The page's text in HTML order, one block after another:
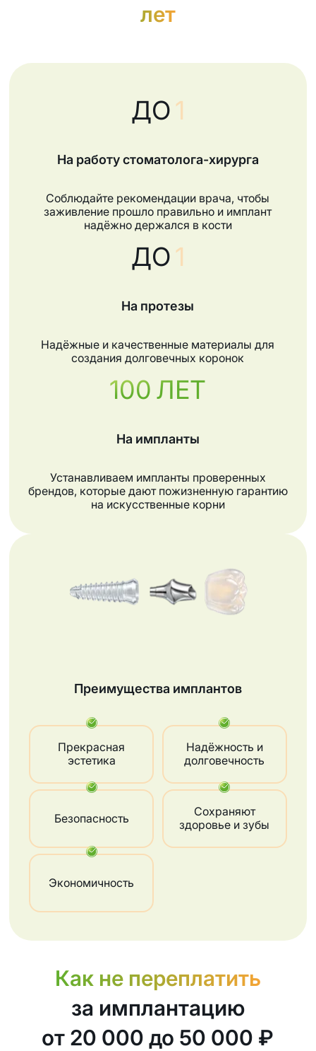
лет
ДО 1
На работу стоматолога-хирурга
Соблюдайте рекомендации врача, чтобы
заживление прошло правильно и имплант
надёжно держался в кости
ДО 1
На протезы
Надёжные и качественные материалы для
создания долговечных коронок
100 ЛЕТ
На импланты
Устанавливаем импланты проверенных
брендов, которые дают пожизненную гарантию
на искусственные корни
Преимущества имплантов
Прекрасная
эстетика
Надёжность и
долговечность
Безопасность
Сохраняют
здоровье и зубы
Экономичность
Как не переплатить
за имплантацию
от 20 000 до 50 000 ₽